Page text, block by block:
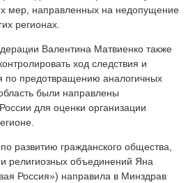
мер, направленных на недопущение
регионах.
Валентина Матвиенко также
ход следствия и
по предотвращению аналогичных
были направлены
для оценки организации
развитию гражданского общества,
религиозных объединений Яна
Россия») направила в Минздрав